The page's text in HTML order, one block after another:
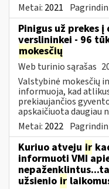
Metai: 2021
Pinigus už prekes
verslininkei - 96
mokesčių
Web turinio sąrašas
Valstybinė mokesčių
informuoja, kad
prekiaujančios
apskaičiuota daugiau
Metai: 2022
Kuriuo atveju ir
informuoti VMI
užsienio ir